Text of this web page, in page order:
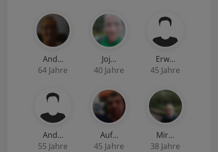
And…
64 Jahre
Joj…
40 Jahre
Erw…
45 Jahre
And…
55 Jahre
Auf…
45 Jahre
Mir…
38 Jahre